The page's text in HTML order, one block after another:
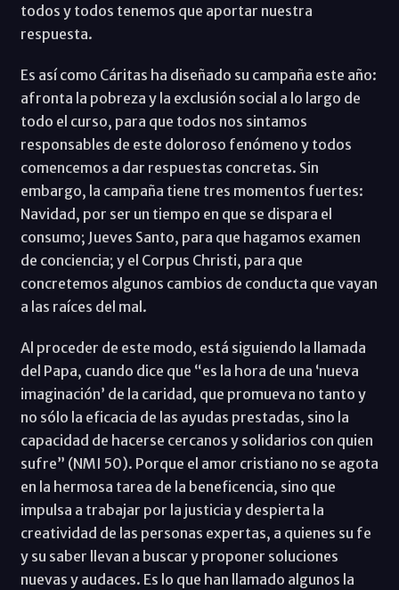
todos y todos tenemos que aportar nuestra
respuesta.
Es así como Cáritas ha diseñado su campaña este año:
afronta la pobreza y la exclusión social a lo largo de
todo el curso, para que todos nos sintamos
responsables de este doloroso fenómeno y todos
comencemos a dar respuestas concretas. Sin
embargo, la campaña tiene tres momentos fuertes:
Navidad, por ser un tiempo en que se dispara el
consumo; Jueves Santo, para que hagamos examen
de conciencia; y el Corpus Christi, para que
concretemos algunos cambios de conducta que vayan
a las raíces del mal.
Al proceder de este modo, está siguiendo la llamada
del Papa, cuando dice que “es la hora de una ‘nueva
imaginación’ de la caridad, que promueva no tanto y
no sólo la eficacia de las ayudas prestadas, sino la
capacidad de hacerse cercanos y solidarios con quien
sufre” (NMI 50). Porque el amor cristiano no se agota
en la hermosa tarea de la beneficencia, sino que
impulsa a trabajar por la justicia y despierta la
creatividad de las personas expertas, a quienes su fe
y su saber llevan a buscar y proponer soluciones
nuevas y audaces. Es lo que han llamado algunos la